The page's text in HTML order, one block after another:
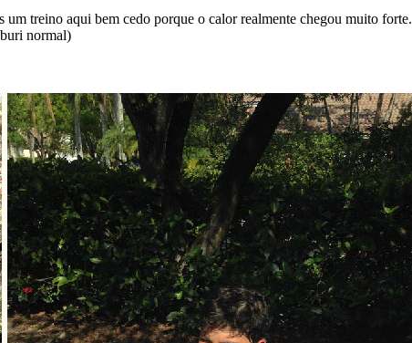
treino aqui bem cedo porque o calor realmente chegou muito forte.
normal)